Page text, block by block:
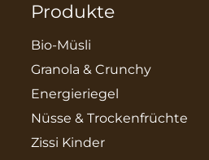
Produkte
Bio-Müsli
Granola & Crunchy
Energieriegel
Nüsse & Trockenfrüchte
Zissi Kinder